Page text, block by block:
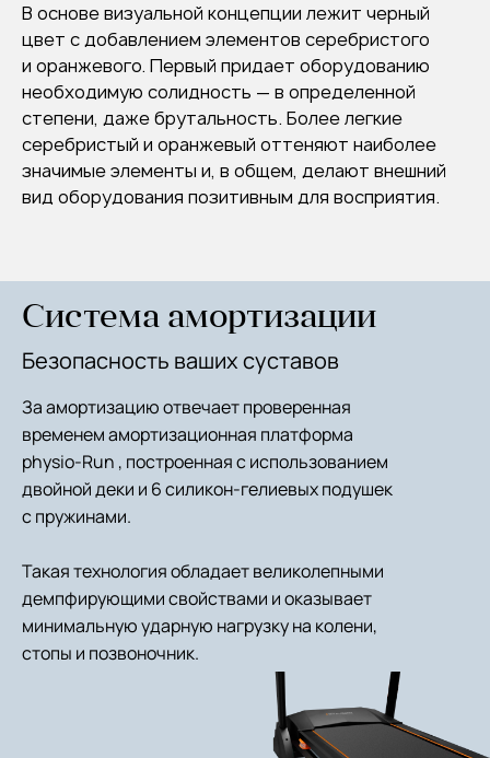
В основе визуальной концепции лежит черный
цвет с добавлением элементов серебристого
и оранжевого. Первый придает оборудованию
необходимую солидность — в определенной
степени, даже брутальность. Более легкие
серебристый и оранжевый оттеняют наиболее
значимые элементы и, в общем, делают внешний
вид оборудования позитивным для восприятия.
Система амортизации
Безопасность ваших суставов
За амортизацию отвечает проверенная
временем амортизационная платформа
physio-Run , построенная с использованием
двойной деки и 6 силикон-гелиевых подушек
с пружинами.
Такая технология обладает великолепными
демпфирующими свойствами и оказывает
минимальную ударную нагрузку на колени,
стопы и позвоночник.